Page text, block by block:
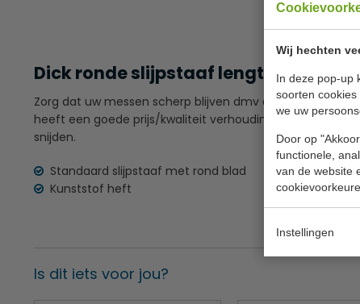
Wij hechten
In deze pop-up
soorten
we uw
Door op
functionele,
van de website
Instellingen
Dick ronde slijpstaaf lengte 30 cm
Zorg dat uw messen scherp blijven dmv deze
heeft een goede prijs/kwaliteit verhouding. Hij is
snijden.
Standaard slijpstaaf met rond blad
Kunststof heft
Is dit iets voor jou?